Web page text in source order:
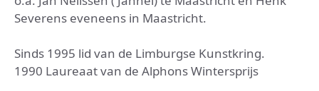
Severens eveneens in Maastricht.
Sinds 1995 lid van de Limburgse Kunstkring.
1990 Laureaat van de Alphons Wintersprijs